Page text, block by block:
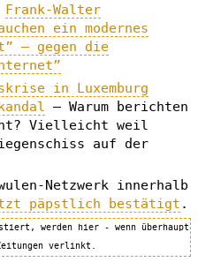
Frank-Walter
ein modernes
– gegen die
in Luxemburg
– Warum berichten
Vielleicht weil
auf der
Netzwerk innerhalb
päpstlich bestätigt .
werden hier - wenn überhaupt
verlinkt.